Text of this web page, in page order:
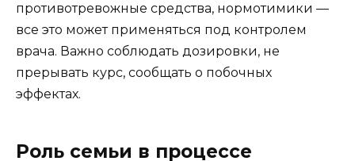
противотревожные средства, нормотимики —
все это может применяться под контролем
врача. Важно соблюдать дозировки, не
прерывать курс, сообщать о побочных
эффектах.
Роль семьи в процессе